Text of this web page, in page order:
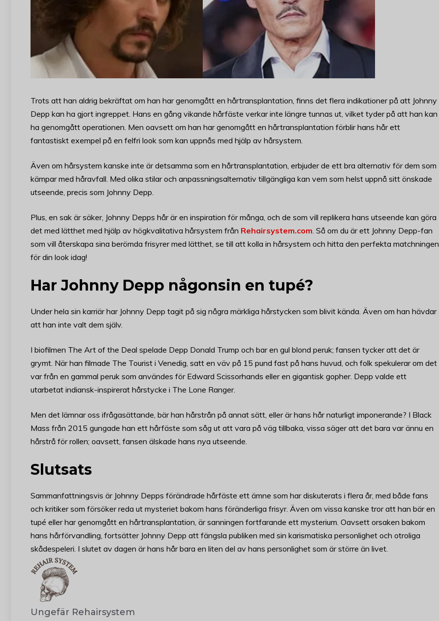
Trots att han aldrig bekräftat om han har genomgått en hårtransplantation, finns det flera indikationer på att Johnny
Depp kan ha gjort ingreppet. Hans en gång vikande hårfäste verkar inte längre tunnas ut, vilket tyder på att han kan
ha genomgått operationen. Men oavsett om han har genomgått en hårtransplantation förblir hans hår ett
fantastiskt exempel på en felfri look som kan uppnås med hjälp av hårsystem.
Även om hårsystem kanske inte är detsamma som en hårtransplantation, erbjuder de ett bra alternativ för dem som
kämpar med håravfall. Med olika stilar och anpassningsalternativ tillgängliga kan vem som helst uppnå sitt önskade
utseende, precis som Johnny Depp.
Plus, en sak är säker, Johnny Depps hår är en inspiration för många, och de som vill replikera hans utseende kan göra
det med lätthet med hjälp av högkvalitativa hårsystem från Rehairsystem.com. Så om du är ett Johnny Depp-fan
som vill återskapa sina berömda frisyrer med lätthet, se till att kolla in hårsystem och hitta den perfekta matchningen
för din look idag!
Har Johnny Depp någonsin en tupé?
Under hela sin karriär har Johnny Depp tagit på sig några märkliga hårstycken som blivit kända. Även om han hävdar
att han inte valt dem själv.
I biofilmen The Art of the Deal spelade Depp Donald Trump och bar en gul blond peruk; fansen tycker att det är
grymt. När han filmade The Tourist i Venedig, satt en väv på 15 pund fast på hans huvud, och folk spekulerar om det
var från en gammal peruk som användes för Edward Scissorhands eller en gigantisk gopher. Depp valde ett
utarbetat indiansk-inspirerat hårstycke i The Lone Ranger.
Men det lämnar oss ifrågasättande, bär han hårstrån på annat sätt, eller är hans hår naturligt imponerande? I Black
Mass från 2015 gungade han ett hårfäste som såg ut att vara på väg tillbaka, vissa säger att det bara var ännu en
hårstrå för rollen; oavsett, fansen älskade hans nya utseende.
Slutsats
Sammanfattningsvis är Johnny Depps förändrade hårfäste ett ämne som har diskuterats i flera år, med både fans
och kritiker som försöker reda ut mysteriet bakom hans föränderliga frisyr. Även om vissa kanske tror att han bär en
tupé eller har genomgått en hårtransplantation, är sanningen fortfarande ett mysterium. Oavsett orsaken bakom
hans hårförvandling, fortsätter Johnny Depp att fängsla publiken med sin karismatiska personlighet och otroliga
skådespeleri. I slutet av dagen är hans hår bara en liten del av hans personlighet som är större än livet.
Ungefär Rehairsystem